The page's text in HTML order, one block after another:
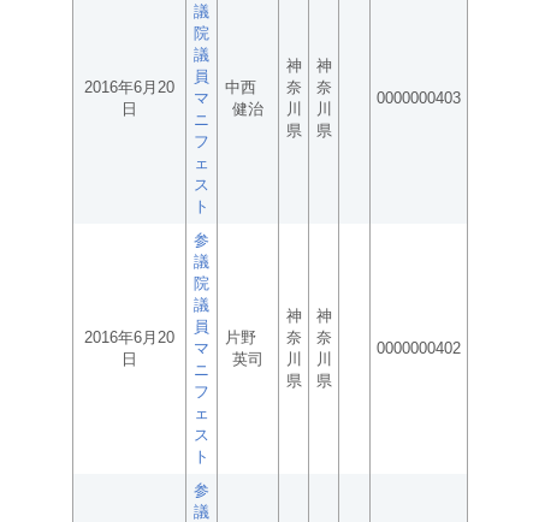
2016年6月20
日
議
院
議
員
マ
ニ
フ
ェ
ス
ト
中西
健治
神
奈
川
県
神
奈
川
県
0000000403
2016年6月20
日
参
議
院
議
員
マ
ニ
フ
ェ
ス
ト
片野
英司
神
奈
川
県
神
奈
川
県
0000000402
参
議